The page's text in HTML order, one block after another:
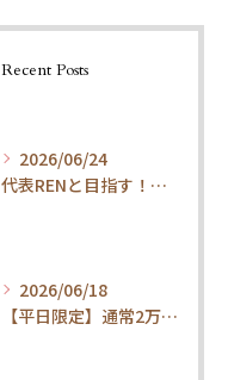
Recent Posts
2026/06/24
代表RENと目指す！内臓ケア×ウォーキングで叶える「疲れ知らずの健康体」
2026/06/18
【平日限定】通常2万円→1.5万円！整体×内臓ケアで代謝UP・体質改善コース